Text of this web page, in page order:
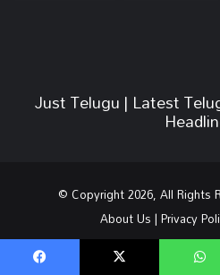
Just Telugu | Latest
© Copyright 2026, All Rights
About Us|Privacy
RSS Facebook